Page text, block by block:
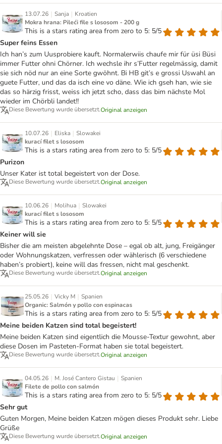
13.07.26 | Sanja | Kroatien
Mokra hrana: Pileći file s lososom - 200 g
This is a stars rating area from zero to 5: 5/5
Super feins Essen
Ich han’s zum Uusprobiere kauft. Normalerwiis chaufe mir für üsi Büsi
immer Futter ohni Chörner. Ich wechsle ihr s’Futter regelmässig, damit
sie sich nöd nur an eine Sorte gwöhnt. Bi HB git’s e grossi Uswahl an
guete Futter, und das da isch eine vo däne. Wie ich gseh han, wie sie
das so härzig frisst, weiss ich jetzt scho, dass das bim nächste Mol
wieder im Chörbli landet!!
Diese Bewertung wurde übersetzt.Original anzeigen
10.07.26 | Eliska | Slowakei
kurací filet s lososom
This is a stars rating area from zero to 5: 5/5
Purizon
Unser Kater ist total begeistert von der Dose.
Diese Bewertung wurde übersetzt.Original anzeigen
10.06.26 | Molihua | Slowakei
kurací filet s lososom
This is a stars rating area from zero to 5: 5/5
Keiner will sie
Bisher die am meisten abgelehnte Dose – egal ob alt, jung, Freigänger
oder Wohnungskatzen, verfressen oder wählerisch (6 verschiedene
haben’s probiert), keine will das fressen, nicht mal geschenkt.
Diese Bewertung wurde übersetzt.Original anzeigen
25.05.26 | Vicky M | Spanien
Organic: Salmón y pollo con espinacas
This is a stars rating area from zero to 5: 5/5
Meine beiden Katzen sind total begeistert!
Meine beiden Katzen sind eigentlich die Mousse-Textur gewohnt, aber
diese Dosen im Pasteten-Format haben sie total begeistert.
Diese Bewertung wurde übersetzt.Original anzeigen
04.05.26 | M. José Cantero Gistau | Spanien
Filete de pollo con salmón
This is a stars rating area from zero to 5: 5/5
Sehr gut
Guten Morgen, Meine beiden Katzen mögen dieses Produkt sehr. Liebe
Grüße
Diese Bewertung wurde übersetzt.Original anzeigen